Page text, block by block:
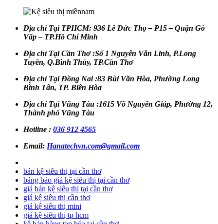
Địa chỉ Tại TPHCM: 936 Lê Đức Thọ – P15 – Quận Gò
Vấp – TP.Hồ Chí Minh
Địa chỉ Tại Cần Thơ :Số 1 Nguyễn Văn Linh, P.Long
Tuyền, Q.Bình Thủy, TP.Cần Thơ
Địa chỉ Tại Đồng Nai :83 Bùi Văn Hòa, Phường Long
Bình Tân, TP. Biên Hòa
Địa chỉ Tại Vũng Tàu :1615 Võ Nguyên Giáp, Phường 12,
Thành phố Vũng Tàu
Hotline : 036 912 4565
Email: Hanatechvn.com@gmail.com
bán kệ siêu thị tại cần thơ
bảng báo giá kệ siêu thị tại cần thơ
giá bán kệ siêu thị tại cần thơ
giá kệ siêu thị cần thơ
giá kệ siêu thị mini
giá kệ siêu thị tp hcm